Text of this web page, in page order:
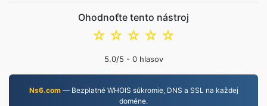
Ohodnoťte tento nástroj
☆
☆
☆
☆
☆
5.0/5 - 0hlasov
Ns6.com— Bezplatné WHOIS súkromie, DNS a SSL na každej
doméne.